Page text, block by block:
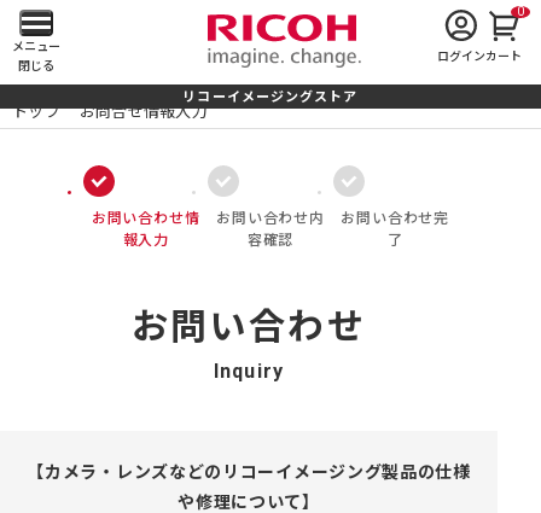
メ
イ
ン
く
メニュー
閉じる
ログイン
0
カート
リコーイメージングストア
トップ お問合せ情報入力
お問い合わせ情
報入力
お問い合わせ内
容確認
お問い合わせ完
了
お問い合わせ
Inquiry
【カメラ・レンズなどのリコーイメージング製品の仕様
や修理について】